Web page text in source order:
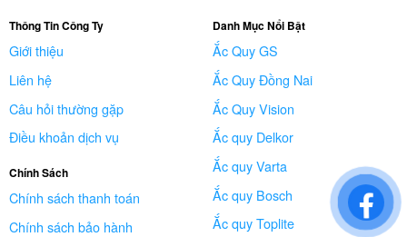
Thông Tin Công Ty
Giới thiệu
Liên hệ
Câu hỏi thường gặp
Điều khoản dịch vụ
Chính Sách
Chính sách thanh toán
Chính sách bảo hành
Danh Mục Nổi Bật
Ắc Quy GS
Ắc Quy Đồng Nai
Ắc Quy Vision
Ắc quy Delkor
Ắc quy Varta
Ắc quy Bosch
Ắc quy Toplite